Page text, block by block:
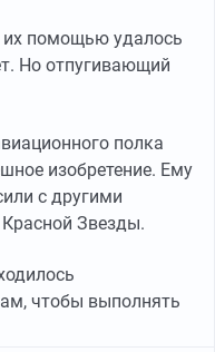
их помощью удалось
Но отпугивающий
полка
изобретение. Ему
с другими
Звезды.
чтобы выполнять